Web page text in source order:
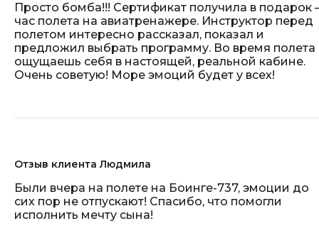
Просто бомба!!! Сертификат получила в подарок
час полета на авиатренажере. Инструктор перед
полетом интересно рассказал, показал и
предложил выбрать программу. Во время полета
ощущаешь себя в настоящей, реальной кабине.
Очень советую! Море эмоций будет у всех!
Отзыв клиента Людмила
Были вчера на полете на Боинге-737, эмоции до
сих пор не отпускают! Спасибо, что помогли
исполнить мечту сына!